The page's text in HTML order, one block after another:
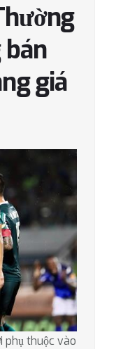
bán
giá
phụ thuộc vào